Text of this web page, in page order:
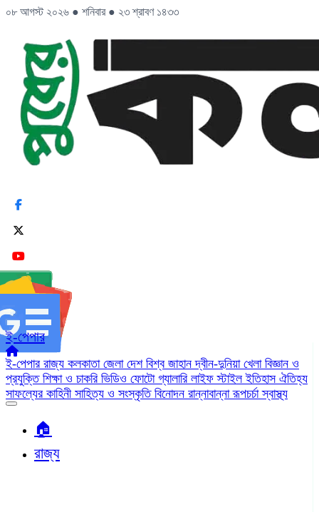
০৮ আগস্ট ২০২৬ ● শনিবার ● ২৩ শ্রাবণ ১৪৩৩
ই-পেপার
ই-পেপার রাজ্য কলকাতা জেলা দেশ বিশ্ব জাহানদ্বীন-দুনিয়া খেলা বিজ্ঞান ও
প্রযুক্তি শিক্ষা ও চাকরি ভিডিও ফোটো গ্যালারি লাইফ স্টাইলইতিহাস ঐতিহ্য
সাফল্যের কাহিনী সাহিত্য ও সংস্কৃতি বিনোদন রান্নাবান্নারূপচর্চাস্বাস্থ্য
🏠︎
রাজ্য